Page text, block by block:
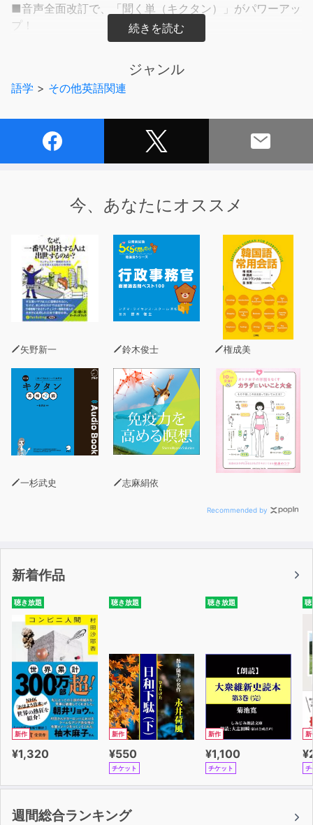
■音声全面改訂で、「聞く単（キクタン）」がパワーアッ
プ！
これまでのチャンツに加え、センテンスも収録。「読む」
として、さらにパワーアップしました。
この本では、旧版が発売された2010年以降の出題傾向の
■多様なライフスタイルに合わせて取り組める学習モード
設定されているので、1日最低2分から学習に取り組むこ
とができます。スキマ時間を有効に活用して、いつでもど
こでも手軽に学習ができます。
※対象レベル：英語中級以上（英検2級～準1級／TOEIC
600～730）
※本商品は書籍のCD音声と同内容です。また、テキスト
ジャンル
語学 > その他英語関連
今、あなたにオススメ
矢野新一 鈴木俊士 権成美
一杉武史 志麻絹依
Recommended by
新着作品
聴き放題
新作
¥1,320
聴き放題
新作
¥550
チケット
聴き放題
新作
¥1,100
チケット
聴
新
チ
週間総合ランキング